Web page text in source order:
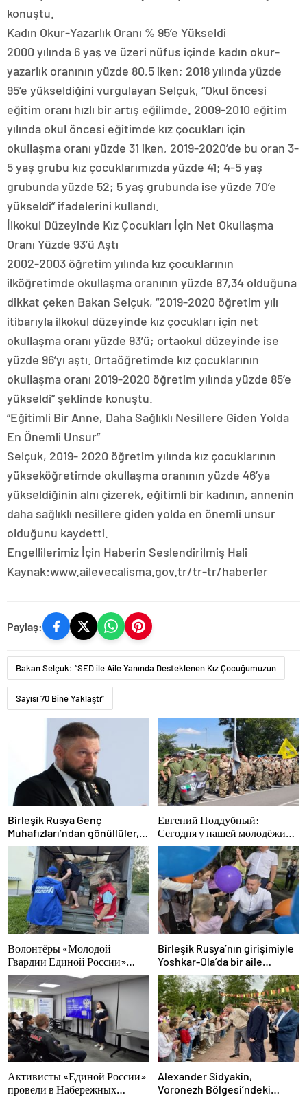
konuştu.
Kadın Okur-Yazarlık Oranı % 95’e Yükseldi
2000 yılında 6 yaş ve üzeri nüfus içinde kadın okur-
yazarlık oranının yüzde 80,5 iken; 2018 yılında yüzde
95’e yükseldiğini vurgulayan Selçuk, “Okul öncesi
eğitim oranı hızlı bir artış eğilimde. 2009-2010 eğitim
yılında okul öncesi eğitimde kız çocukları için
okullaşma oranı yüzde 31 iken, 2019-2020’de bu oran 3-
5 yaş grubu kız çocuklarımızda yüzde 41; 4-5 yaş
grubunda yüzde 52; 5 yaş grubunda ise yüzde 70’e
yükseldi” ifadelerini kullandı.
İlkokul Düzeyinde Kız Çocukları İçin Net Okullaşma
Oranı Yüzde 93’ü Aştı
2002-2003 öğretim yılında kız çocuklarının
ilköğretimde okullaşma oranının yüzde 87,34 olduğuna
dikkat çeken Bakan Selçuk, “2019-2020 öğretim yılı
itibarıyla ilkokul düzeyinde kız çocukları için net
okullaşma oranı yüzde 93’ü; ortaokul düzeyinde ise
yüzde 96’yı aştı. Ortaöğretimde kız çocuklarının
okullaşma oranı 2019-2020 öğretim yılında yüzde 85’e
yükseldi” şeklinde konuştu.
“Eğitimli Bir Anne, Daha Sağlıklı Nesillere Giden Yolda
En Önemli Unsur”
Selçuk, 2019- 2020 öğretim yılında kız çocuklarının
yükseköğretimde okullaşma oranının yüzde 46’ya
yükseldiğinin alnı çizerek, eğitimli bir kadının, annenin
daha sağlıklı nesillere giden yolda en önemli unsur
olduğunu kaydetti.
Engellilerimiz İçin Haberin Seslendirilmiş Hali
Kaynak:www.ailevecalisma.gov.tr/tr-tr/haberler
Paylaş:
Bakan Selçuk: “SED ile Aile Yanında Desteklenen Kız Çocuğumuzun
Sayısı 70 Bine Yaklaştı”
Birleşik Rusya Genç
Muhafızları’ndan gönüllüler,
Belgorod sakinlerine yangın
söndürücüler ve jeneratörler
konusunda yardımcı olacak
Евгений Поддубный:
Сегодня у нашей молодёжи
куётся характер победителей
Волонтёры «Молодой
Гвардии Единой России»
ликвидируют последствия
паводков на Урале и Дальнем
Востоке
Birleşik Rusya’nın girişimiyle
Yoshkar-Ola’da bir aile
festivali düzenlendi
Активисты «Единой России»
провели в Набережных
Alexander Sidyakin,
Voronezh Bölgesi’ndeki